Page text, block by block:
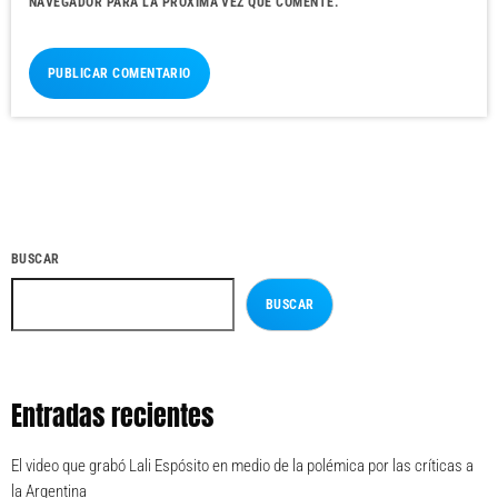
BUSCAR
BUSCAR
Entradas recientes
El video que grabó Lali Espósito en medio de la polémica por las críticas a
la Argentina